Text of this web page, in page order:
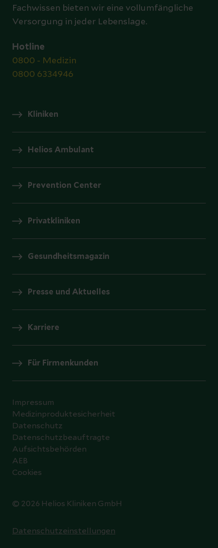
Fachwissen bieten wir eine vollumfängliche
Versorgung in jeder Lebenslage.
Hotline
0800 - Medizin
0800 6334946
Kliniken
Helios Ambulant
Prevention Center
Privatkliniken
Gesundheitsmagazin
Presse und Aktuelles
Karriere
Für Firmenkunden
© 2026 Helios Kliniken GmbH
Impressum
Medizinproduktesicherheit
Datenschutz
Datenschutzbeauftragte
Aufsichtsbehörden
AEB
Cookies
Datenschutzeinstellungen